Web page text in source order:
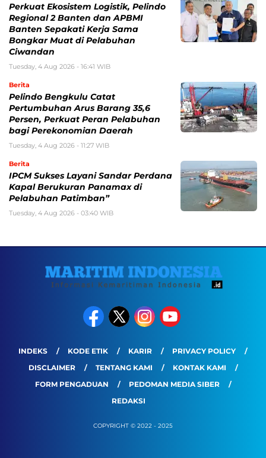
Perkuat Ekosistem Logistik, Pelindo
Regional 2 Banten dan APBMI
Banten Sepakati Kerja Sama
Bongkar Muat di Pelabuhan
Ciwandan
Tuesday, 4 Aug 2026 - 16:41 WIB
Berita
Pelindo Bengkulu Catat
Pertumbuhan Arus Barang 35,6
Persen, Perkuat Peran Pelabuhan
bagi Perekonomian Daerah
Tuesday, 4 Aug 2026 - 11:27 WIB
Berita
IPCM Sukses Layani Sandar Perdana
Kapal Berukuran Panamax di
Pelabuhan Patimban”
Tuesday, 4 Aug 2026 - 03:40 WIB
INDEKS KODE ETIK KARIR
PRIVACY POLICY
DISCLAIMER
TENTANG KAMI
KONTAK KAMI
FORM PENGADUAN
PEDOMAN MEDIA SIBER
REDAKSI
COPYRIGHT © 2022 - 2025